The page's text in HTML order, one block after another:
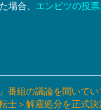
場合、 エンピツの投
組の議論を聞いて
士＞解雇処分を正式